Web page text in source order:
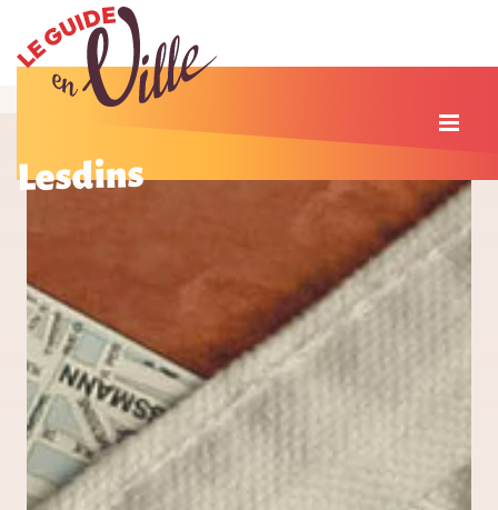
Lesdins